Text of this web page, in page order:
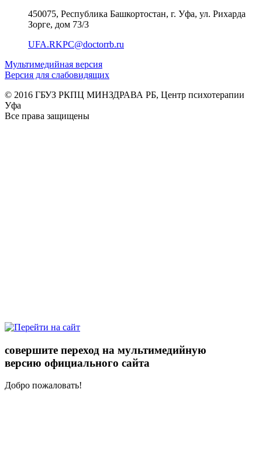
450075, Республика Башкортостан, г. Уфа, ул. Рихарда
Зорге, дом 73/3
UFA.RKPC@doctorrb.ru
Мультимедийная версия
Версия для слабовидящих
© 2016 ГБУЗ РКПЦ МИНЗДРАВА РБ, Центр психотерапии
Уфа
Все права защищены
совершите переход на мультимедийную
версию официального сайта
Добро пожаловать!